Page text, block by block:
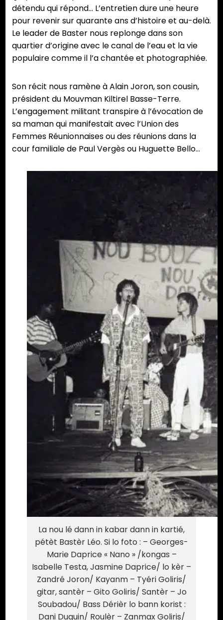
détendu qui répond… L’entretien dure une heure
pour revenir sur quarante ans d’histoire et au-delà.
Le leader de Baster nous replonge dans son
quartier d’origine avec le canal de l’eau et la vie
populaire comme il l’a chantée et photographiée.
Son récit nous ramène à Alain Joron, son cousin,
président du Mouvman Kiltirel Basse-Terre.
L’engagement militant transpire à l’évocation de
sa maman qui manifestait avec l’Union des
Femmes Réunionnaises ou des réunions dans la
cour familiale de Paul Vergès ou Huguette Bello…
La nou lé dann in kabar dann in kartié,
pétèt Bastèr Léo. Si lo foto : – Georges-
Marie Daprice « Nano » /kongas –
Isabelle Testa, Jasmine Daprice/ lo kèr –
Zandré Joron/ Kayanm – Tyéri Goliris/
gitar, santèr – Gito Goliris/ Santèr – Jo
Soubadou/ Bass Dérièr lo bann korist :
Dani Duguin/ Roulèr – Zanmax Goliris/